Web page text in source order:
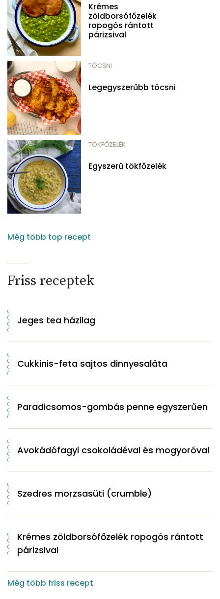
Krémes
zöldborsófőzelék
ropogós rántott
párizsival
TÓCSNI
Legegyszerűbb tócsni
TÖKFŐZELÉK
Egyszerű tökfőzelék
Még több top recept
Friss receptek
Jeges tea házilag
Cukkinis-feta sajtos dinnyesaláta
Paradicsomos-gombás penne egyszerűen
Avokádófagyi csokoládéval és mogyoróval
Szedres morzsasüti (crumble)
Krémes zöldborsófőzelék ropogós rántott
párizsival
Még több friss recept